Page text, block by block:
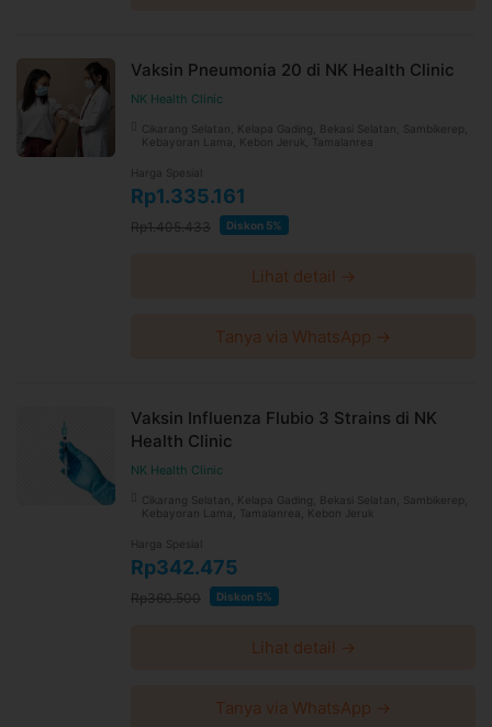
Vaksin Pneumonia 20 di NK Health Clinic
NK Health Clinic
Cikarang Selatan, Kelapa Gading, Bekasi Selatan, Sambikerep,
Kebayoran Lama, Kebon Jeruk, Tamalanrea
Harga Spesial
Rp1.335.161
Rp1.405.433 Diskon 5%
Lihat detail →
Tanya via WhatsApp →
Vaksin Influenza Flubio 3 Strains di NK
Health Clinic
NK Health Clinic
Cikarang Selatan, Kelapa Gading, Bekasi Selatan, Sambikerep,
Kebayoran Lama, Tamalanrea, Kebon Jeruk
Harga Spesial
Rp342.475
Rp360.500 Diskon 5%
Lihat detail →
Tanya via WhatsApp →